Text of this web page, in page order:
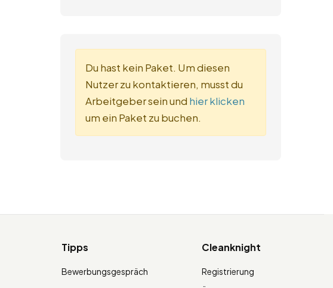
Du hast kein Paket. Um diesen
Nutzer zu kontaktieren, musst du
Arbeitgeber sein und hier klicken
um ein Paket zu buchen.
Tipps
Bewerbungsgespräch
Cleanknight
Registrierung